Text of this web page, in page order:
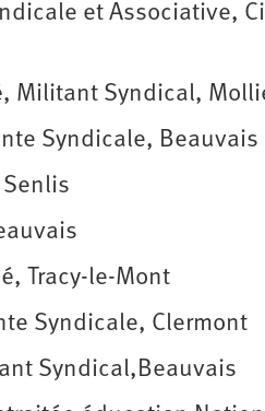
et Associative,
Militant Syndical,
Syndicale, Beauvais
Tracy-le-Mont
Syndicale, Clermont
Syndical,Beauvais